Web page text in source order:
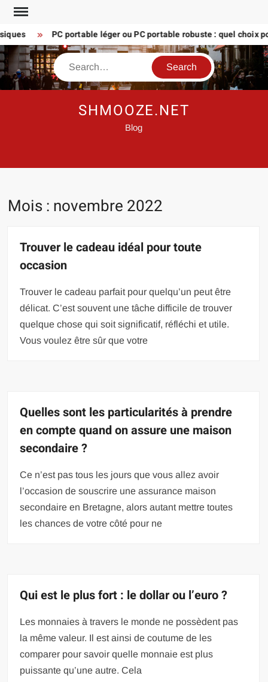
Skip
content
PC portable léger ou PC portable robuste : quel choix
Search
SHMOOZE.NET
Blog
Mois : novembre 2022
Trouver le cadeau idéal pour toute
occasion
Trouver le cadeau parfait pour quelqu’un peut être
délicat. C’est souvent une tâche difficile de trouver
quelque chose qui soit significatif, réfléchi et utile.
Vous voulez être sûr que votre
Quelles sont les particularités à prendre
en compte quand on assure une maison
secondaire ?
Ce n’est pas tous les jours que vous allez avoir
l’occasion de souscrire une assurance maison
secondaire en Bretagne, alors autant mettre toutes
les chances de votre côté pour ne
Qui est le plus fort : le dollar ou l’euro ?
Les monnaies à travers le monde ne possèdent pas
la même valeur. Il est ainsi de coutume de les
comparer pour savoir quelle monnaie est plus
puissante qu’une autre. Cela